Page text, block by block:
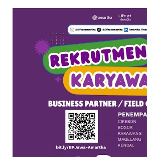
SURAT LAMARAN
RIWAYAT HIDUP